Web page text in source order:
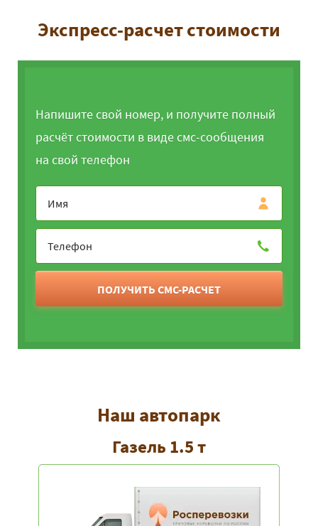
Экспресс-расчет стоимости
Напишите свой номер, и получите полный
расчёт стоимости в виде смс-сообщения
на свой телефон
ПОЛУЧИТЬ СМС-РАСЧЕТ
Наш автопарк
Газель 1.5 т